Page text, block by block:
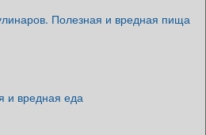
Полезная и вредная пища
и вредная еда